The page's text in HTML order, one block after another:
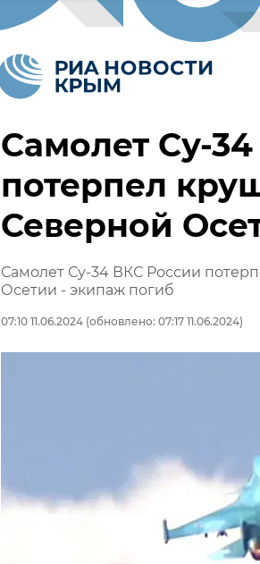
Самолет Су-
потерпел
Северной
Самолет Су-34 ВКС России
Осетии - экипаж погиб
07:10 11.06.2024 (обновлено: 07:17 11.06.2024)